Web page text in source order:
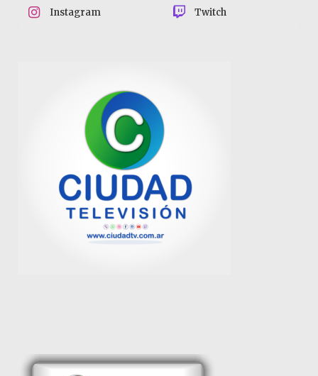
Instagram Twitch